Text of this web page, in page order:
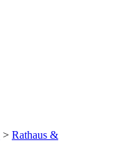
> Rathaus &